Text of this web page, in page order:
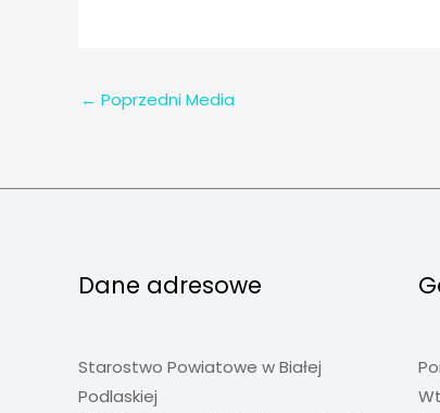
← Poprzedni Media
Dane adresowe
Starostwo Powiatowe w Białej
Podlaskiej